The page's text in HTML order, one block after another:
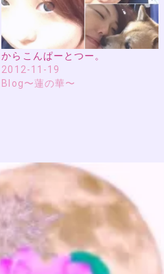
からこんぱーとつー。
2012-11-19
Blog〜蓮の華〜